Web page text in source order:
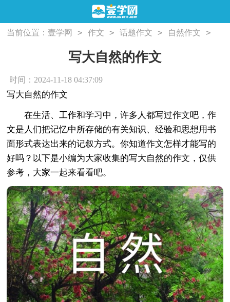
当前位置：壹学网 > 作文 > 话题作文 > 自然作文 >
写大自然的作文
时间：2024-11-18 04:37:09
写大自然的作文
在生活、工作和学习中，许多人都写过作文吧，作
文是人们把记忆中所存储的有关知识、经验和思想用书
面形式表达出来的记叙方式。你知道作文怎样才能写的
好吗？以下是小编为大家收集的写大自然的作文，仅供
参考，大家一起来看看吧。